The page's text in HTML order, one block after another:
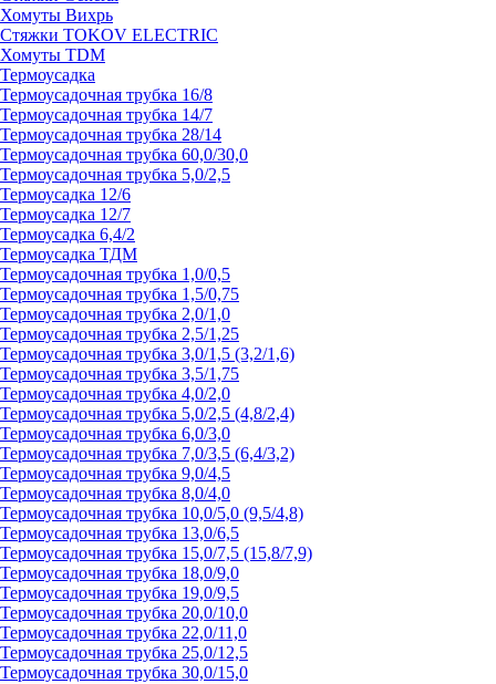
Хомуты Вихрь
Стяжки TOKOV ELECTRIC
Хомуты TDM
Термоусадка
Термоусадочная трубка 16/8
Термоусадочная трубка 14/7
Термоусадочная трубка 28/14
Термоусадочная трубка 60,0/30,0
Термоусадочная трубка 5,0/2,5
Термоусадка 12/6
Термоусадка 12/7
Термоусадка 6,4/2
Термоусадка ТДМ
Термоусадочная трубка 1,0/0,5
Термоусадочная трубка 1,5/0,75
Термоусадочная трубка 2,0/1,0
Термоусадочная трубка 2,5/1,25
Термоусадочная трубка 3,0/1,5 (3,2/1,6)
Термоусадочная трубка 3,5/1,75
Термоусадочная трубка 4,0/2,0
Термоусадочная трубка 5,0/2,5 (4,8/2,4)
Термоусадочная трубка 6,0/3,0
Термоусадочная трубка 7,0/3,5 (6,4/3,2)
Термоусадочная трубка 9,0/4,5
Термоусадочная трубка 8,0/4,0
Термоусадочная трубка 10,0/5,0 (9,5/4,8)
Термоусадочная трубка 13,0/6,5
Термоусадочная трубка 15,0/7,5 (15,8/7,9)
Термоусадочная трубка 18,0/9,0
Термоусадочная трубка 19,0/9,5
Термоусадочная трубка 20,0/10,0
Термоусадочная трубка 22,0/11,0
Термоусадочная трубка 25,0/12,5
Термоусадочная трубка 30,0/15,0